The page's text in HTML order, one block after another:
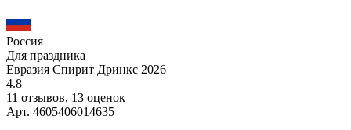
Россия
Для праздника
Евразия Спирит Дринкс 2026
4.8
11 отзывов, 13 оценок
Арт. 4605406014635